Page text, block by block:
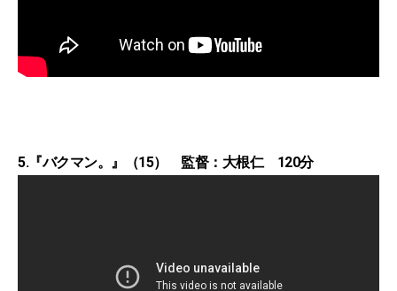
5.『バクマン。』（15） 監督：大根仁 120分